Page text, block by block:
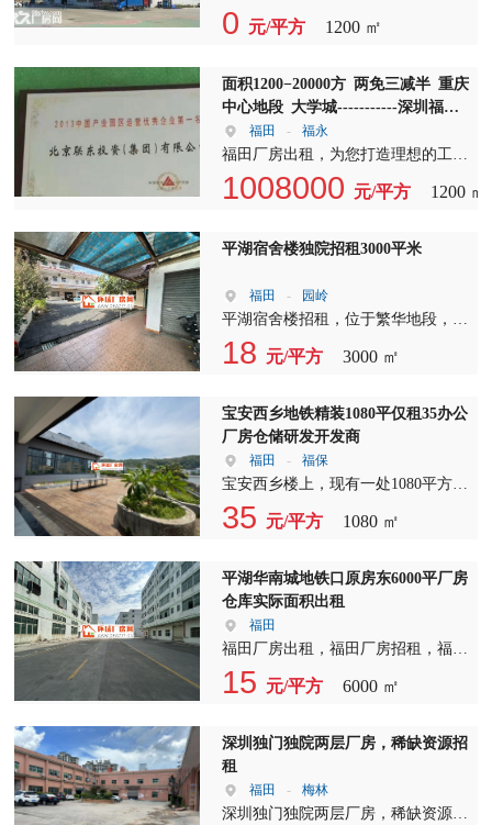
况。]
房出租领域，我们始终坚持以客户为
的独院厂房出租，不仅拥有宽敞的场
地和先进的设备，还配备了完善的配
套设施，如停车场、办公区、仓储区
等，让您的工作和生活更加便捷。
了不同类型的厂房，包括标准厂房、
求短期租赁还是长期租赁，我们都能
为您提供多种选择。 在选择厂房出
节，确保每一处厂房都符合国家的安
全标准和环保要求。我们的独院厂房
出租，不仅能够满足您的生产需求，
们定期更新厂房出租和厂房招租信
息，确保您能够第一时间了解到最新
的市场动态。无论您是想要扩大生产
规模，还是计划新项目启动，我们都
将竭诚为您提供全方位的支持。 请
务，帮助您找到最合适的厂房出租或
厂房招租方案。我们期待与您的合
作，共同创造美好的未来！
公交车站50米，出行极为便利。无论
是福田厂房招租还是福田独院厂房出
田独院厂房出租】：本厂房独立院
落，环境优雅，内部空间宽敞，可根
据您的需求进行分租。无论是科研机
构还是企业办公，这里都能满足您的
者咨询。 【交通配套】：周边交通
您轻松出行。大车进出方便，满足各
住宿设施齐全，让您的生活无忧。
【房源特色】：本厂房拥有红本，可
消防设施齐全，确保您和您的企业安
田独院厂房出租，这里都是您值得信
赖的选择。 照片 【福田厂房出租】
在这里，您将享受到专业、高效的服
务。我们致力于为您提供最优质的厂
房租赁体验，让您的企业在这里蓬勃
发展。欢迎有意者前来实地考察，共
优越，周边配套设施完善。无论是科
研、办公还是电商，这里都能满足您
的需求。福田独院厂房出租，给您带
来前所未有的办公体验。 【福田独
院厂房出租】：选择我们，就是选择
助力您的事业腾飞。欢迎广大企业主
前来咨询，共创美好未来。
步涌工业园，占地面积达16800平方
米，是您创业发展的理想之地。这里
公室分租，一楼980平方米的办公室
租金仅为28元，现成办公室，现代化
装修，采光极佳，公摊小于15%，面
积非常实在，搬厂即可生产。 福田
厂房招租，我们的工业园由原房东自
行运营，红本厂房可办理环评批文，
好，绿化率高，地面宽敞。一楼高达
货梯，电可装峰谷表，消防喷淋系统
已验收合格，并有卸货平台。园区内
施，满足您的生活和工作需求。 福
门便是宝安大道，11号线后亭地铁站
出口，京港澳高速出口仅3公里，公
交站台8趟公交车经过，让您出行无
忧。周边有沙井中学、世纪万家、步
工，出租房普遍在350元左右，员工
力于为您提供优质的服务和舒适的办
公环境。在这里，您将享受到成熟工
业园的便利，优美的厂房形象，便捷
的交通，以及丰富的生活配套。欢迎
有意向的企业和个人前来咨询，我们
将竭诚为您服务！
0 元/平方 1200 ㎡
面积1200−20000方 两免三减半 重庆
中心地段 大学城-----------深圳福田
厂房出租
福田 - 福永
福田厂房出租，为您打造理想的工业
生产基地。我们位于沙坪坝大学城科
技产业园、双福新区和两江水土高新
一栋厂房都拥有独立产权，产权清
揭，让您投资无忧。 福田厂房招
租，交通便利，园区自带食堂，距配
宿舍仅50米，生活配套齐全。无论是
日常办公还是员工生活，都能享受到
包括独栋框架厂房，外墙采用面砖，
彰显企业形象，不易漏水，非常适合
研发、办公和小型生产。 福田独院
厂房出租，我们还有轻钢厂房，外墙
高达到11米以上，16米跨度，可架行
里，您将享受到宽敞的空间和高效的
生产环境。 重庆作为我国西部重要
的经济中心，产业支撑强大，包括汽
车工业、电子信息、工程机械及装备
融业、现代物流服务业等，大都集中
将享受到优越的地理位置和完善的产
业链配套。 福田厂房出租，我们诚
挚邀请有意在渝选址的企业前来参观
考察。在这里，您将找到理想的厂
1008000 元/平方 1200 ㎡
平湖宿舍楼独院招租3000平米
福田 - 园岭
平湖宿舍楼招租，位于繁华地段，为
您提供一个宁静舒适的居住环境。这
里不仅有宽敞的居住空间，更有独特
两不误。 独门独院的宿舍楼，占地
面积高达3000平米，其中空地面积更
是达到了1500平米。这样的宽敞空
间，不仅适合居住，更是厂房出租的
理想之地。无论是个人创业还是企业
扩张，这里都能满足您的需求。 花
余，也能享受到大自然的清新空气。
厂房招租的我们也注重居住环境的打
造，让您在享受高品质生活的也能感
受到家的温馨。 独院厂房出租，这
拥有完善的配套设施。无论是生产车
在这里找到合适的空间。 厂房出
租，我们提供灵活的租赁方案，满足
不同企业的需求。独院厂房出租，更
是为您提供了独立的空间，让您在创
18 元/平方 3000 ㎡
宝安西乡地铁精装1080平仅租35办公
厂房仓储研发开发商
福田 - 福保
宝安西乡楼上，现有一处1080平方的
优质厂房出租，位于繁华地段，交通
便利。该厂房租金仅为35元每平方
需额外装修，可直接使用。 厂房内
部设有11个隔间，布局合理，可根据
您的需求进行灵活调整。厂房还附带
一个宽敞的露台，让您在繁忙的工作
之余，也能享受到户外的新鲜空气和
美景。 我们致力于为您提供最优质
到理想的办公场所。如果您正在寻找
厂房出租、厂房招租或独院厂房出
租，那么这里绝对是您的不二之选。
厂房设施齐全，包括中央空调、独立
35 元/平方 1080 ㎡
平湖华南城地铁口原房东6000平厂房
仓库实际面积出租
福田
福田厂房出租，福田厂房招租，福田
独院厂房出租，这里有一处极具吸引
力的物业，位于交通便利的黄金地
积从1000至3000平方不等，可根据您
的需求进行分租，灵活多变。 这处
厂房非常适合科技研发、电商办公等
多种用途。现成宿舍配套，满足员工
15 元/平方 6000 ㎡
深圳独门独院两层厂房，稀缺资源招
租
福田 - 梅林
深圳独门独院两层厂房，稀缺资源招